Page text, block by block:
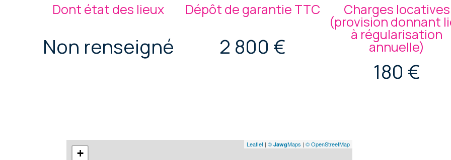
Dont état des lieux
Non renseigné
Dépôt de garantie TTC
2 800 €
Charges locatives
(provision donnant
à régularisation
annuelle)
180 €
+
Leaflet| © JawgMaps | © OpenStreetMap